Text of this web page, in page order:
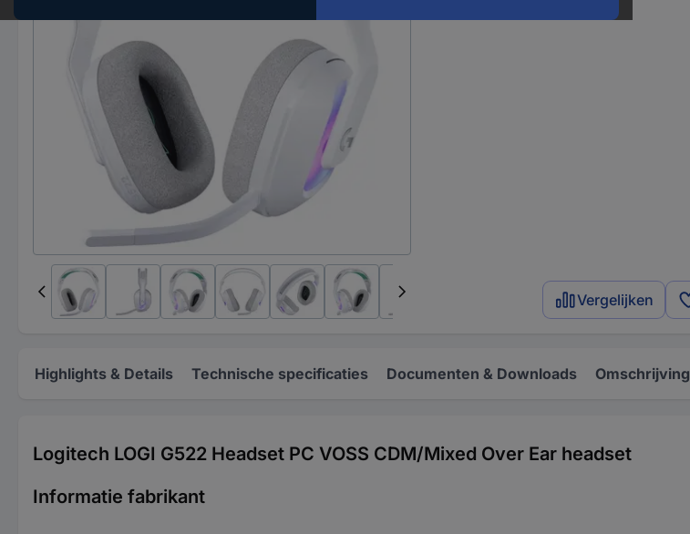
Vergelijken
Highlights & Details Technische specificaties Documenten & Downloads Omschrijving
Logitech LOGI G522 Headset PC VOSS CDM/Mixed Over Ear headset
Informatie fabrikant